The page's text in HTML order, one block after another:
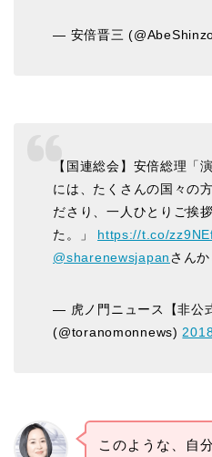
— 安倍晋三
【国連総会】安倍総理「
には、たくさんの国々の
ださり、一人ひとりご挨
た。」 https://t.co/
@sharenewsjapanさんか
— 虎ノ門ニュース【非公
(@toranomonnews)
このような、自